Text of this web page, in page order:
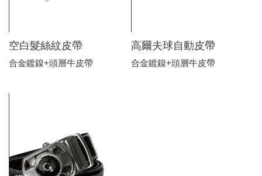
空白髮絲紋皮帶
合金鍍鎳+頭層牛皮帶
高爾夫球自動皮帶
合金鍍鎳+頭層牛皮帶